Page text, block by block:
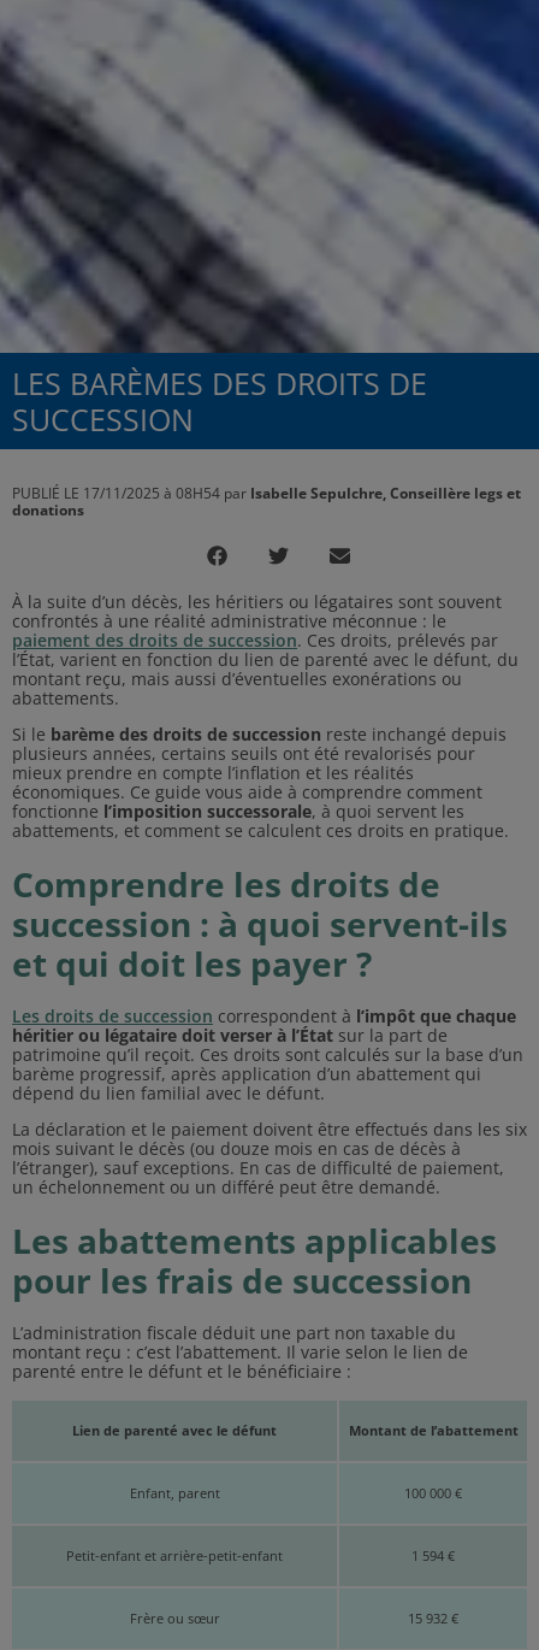
LES BARÈMES DES DROITS DE
SUCCESSION
PUBLIÉ LE 17/11/2025 à 08H54 par Isabelle Sepulchre, Conseillère legs et
donations
À la suite d’un décès, les héritiers ou légataires sont souvent
confrontés à une réalité administrative méconnue : le
paiement des droits de succession. Ces droits, prélevés par
l’État, varient en fonction du lien de parenté avec le défunt, du
montant reçu, mais aussi d’éventuelles exonérations ou
abattements.
Si le barème des droits de succession reste inchangé depuis
plusieurs années, certains seuils ont été revalorisés pour
mieux prendre en compte l’inflation et les réalités
économiques. Ce guide vous aide à comprendre comment
fonctionne l’imposition successorale, à quoi servent les
abattements, et comment se calculent ces droits en pratique.
Comprendre les droits de
succession : à quoi servent-ils
et qui doit les payer ?
Les droits de succession correspondent à l’impôt que chaque
héritier ou légataire doit verser à l’État sur la part de
patrimoine qu’il reçoit. Ces droits sont calculés sur la base d’un
barème progressif, après application d’un abattement qui
dépend du lien familial avec le défunt.
La déclaration et le paiement doivent être effectués dans les six
mois suivant le décès (ou douze mois en cas de décès à
l’étranger), sauf exceptions. En cas de difficulté de paiement,
un échelonnement ou un différé peut être demandé.
Les abattements applicables
pour les frais de succession
L’administration fiscale déduit une part non taxable du
montant reçu : c’est l’abattement. Il varie selon le lien de
parenté entre le défunt et le bénéficiaire :
Lien de parenté avec le défunt Montant de l’abattement
Enfant, parent 100 000 €
Petit-enfant et arrière-petit-enfant 1 594 €
Frère ou sœur 15 932 €